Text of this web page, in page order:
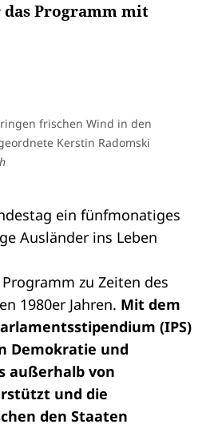
Programm mit
frischen Wind in den
Kerstin Radomski
ein fünfmonatiges
Ausländer ins Leben
zu Zeiten des
1980er Jahren. Mit dem
(IPS)
Demokratie und
außerhalb von
und die
den Staaten